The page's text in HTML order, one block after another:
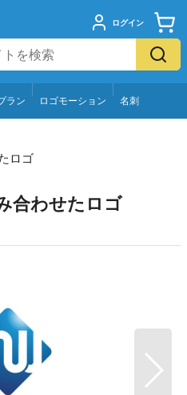
ログイン
ラン ロゴモーション 名刺
ロゴ
合わせたロゴ